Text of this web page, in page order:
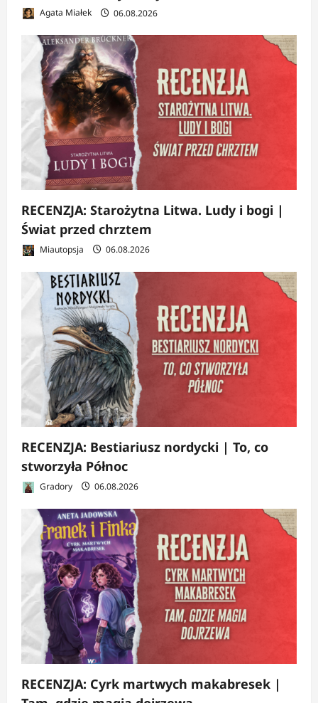
Agata Miałek 06.08.2026
RECENZJA: Starożytna Litwa. Ludy i bogi |
Świat przed chrztem
Miautopsja 06.08.2026
RECENZJA: Bestiariusz nordycki | To, co
stworzyła Północ
Gradory 06.08.2026
RECENZJA: Cyrk martwych makabresek |